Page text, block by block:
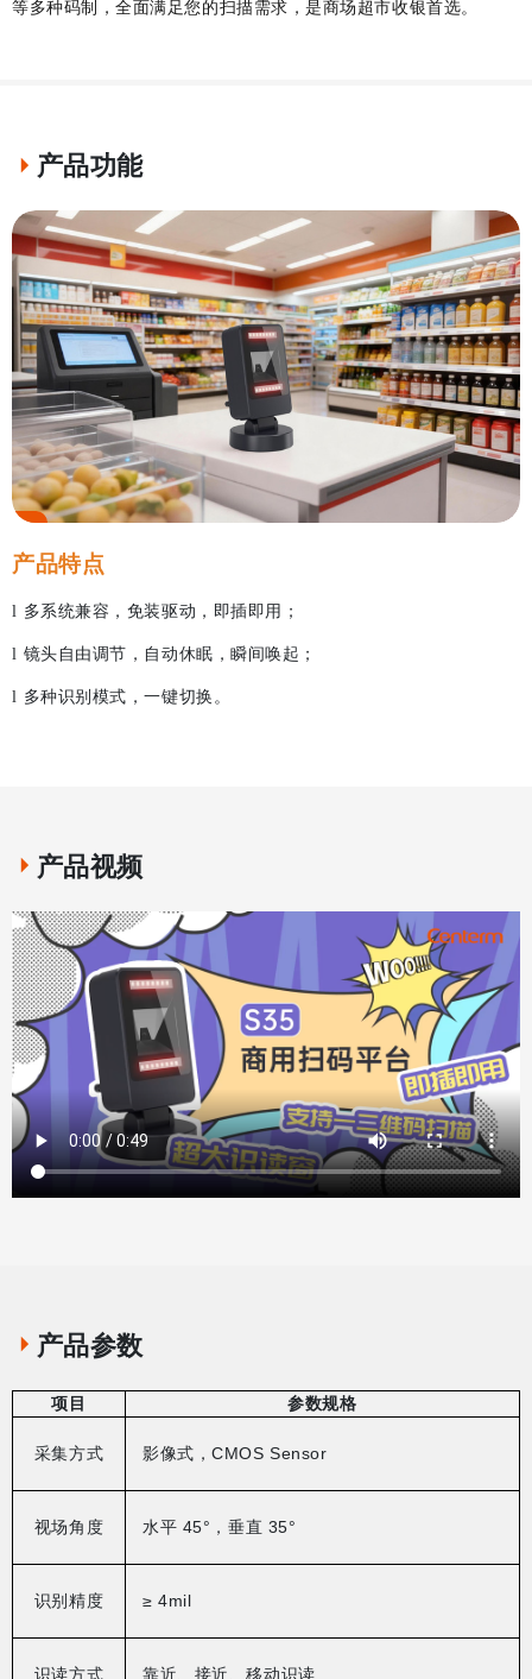
等多种码制，全面满足您的扫描需求，是商场超市收银首选。
产品功能
产品特点
l 多系统兼容，免装驱动，即插即用；
l 镜头自由调节，自动休眠，瞬间唤起；
l 多种识别模式，一键切换。
产品视频
产品参数
项目 参数规格
采集方式 影像式 ，CMOS Sensor
视场角度 水平 45° ，垂直 35°
识别精度 ≥ 4mil
识读方式 靠近、接近、移动识读